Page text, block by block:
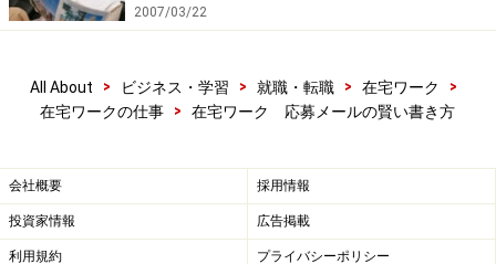
2007/03/22
All About > ビジネス・学習 > 就職・転職 > 在宅ワーク
>
在宅ワークの仕事
> 在宅ワーク 応募メールの賢い書き方
会社概要 採用情報
投資家情報 広告掲載
利用規約 プライバシーポリシー